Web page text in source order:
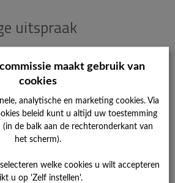
uitspraak
dat bij een
saldering zou plaatsvinden
commissie acht de voor het
gegeven
op saldering op uurbasis,
maakt gebruik van
cookies
analytische en marketing cookies. Via
beleid kunt u altijd uw toestemming
de balk aan de rechteronderkant van
het scherm).
welke cookies u wilt accepteren
u op 'Zelf instellen'.